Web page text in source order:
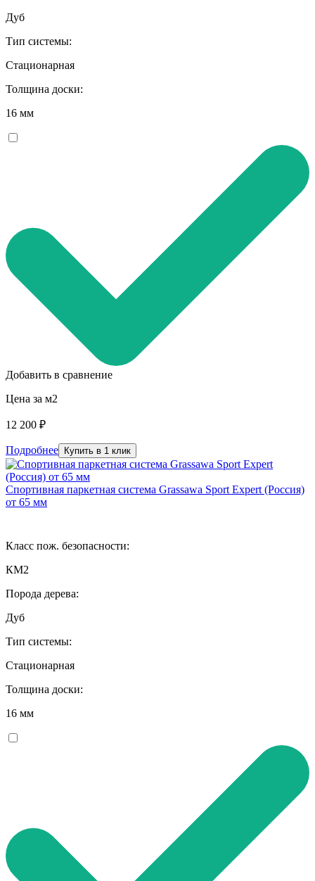
Дуб
Тип системы:
Стационарная
Толщина доски:
16 мм
Добавить в сравнение
Цена за м2
12 200 ₽
Подробнее Купить в 1 клик
Спортивная паркетная система Grassawa Sport Expert (Россия)
от 65 мм
Класс пож. безопасности:
КМ2
Порода дерева:
Дуб
Тип системы:
Стационарная
Толщина доски:
16 мм